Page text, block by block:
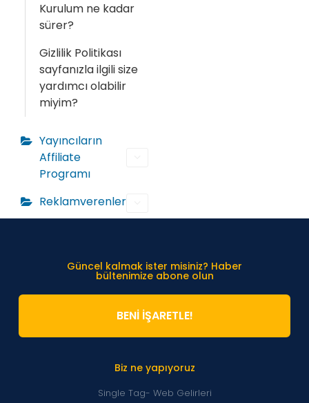
Kurulum ne kadar
sürer?
Gizlilik Politikası
sayfanızla ilgili size
yardımcı olabilir
miyim?
Yayıncıların
Affiliate
Programı
Reklamverenler
Biz ne yapıyoruz
Single Tag- Web Gelirleri
Güncel kalmak ister misiniz? Haber
bültenimize abone olun
BENİ İŞARETLE!